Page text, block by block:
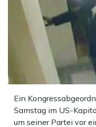
Ein
Samstag im US-
um seiner Partei vor